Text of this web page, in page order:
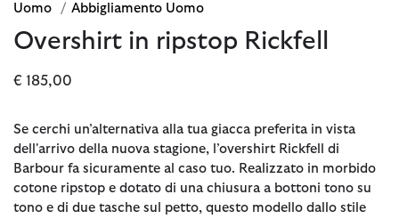
Uomo / Abbigliamento Uomo
Overshirt in ripstop Rickfell
€ 185,00
Se cerchi un’alternativa alla tua giacca preferita in vista
dell'arrivo della nuova stagione, l’overshirt Rickfell di
Barbour fa sicuramente al caso tuo. Realizzato in morbido
cotone ripstop e dotato di una chiusura a bottoni tono su
tono e di due tasche sul petto, questo modello dallo stile